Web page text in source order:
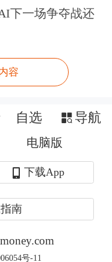
连阳4天。
块展现出较强
下一场争夺战还
容
自选 导航
电脑版
下载App
南
号-11